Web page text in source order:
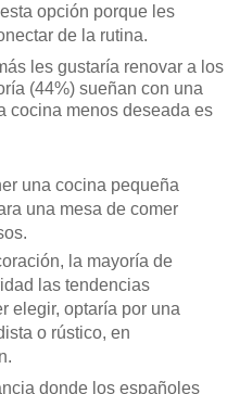
opción porque les
de la rutina.
les gustaría renovar a los
(44%) sueñan con una
cocina menos deseada es
una cocina pequeña
una mesa de comer
la mayoría de
las tendencias
elegir, optaría por una
o rústico, en
donde los españoles